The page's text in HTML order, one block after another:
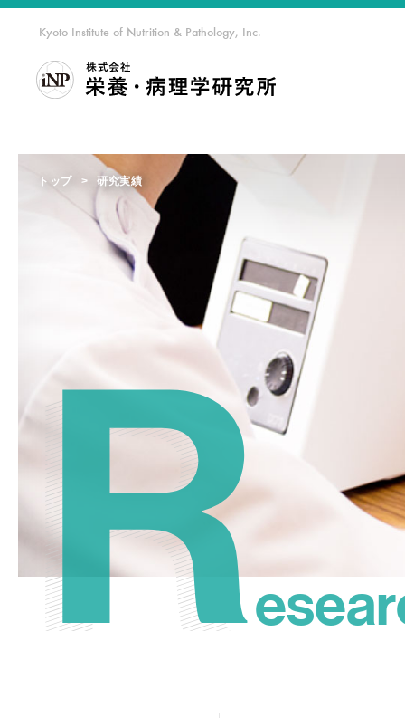
Kyoto Institute of Nutrition & Pathology, Inc.
トップ 研究実績
R
R